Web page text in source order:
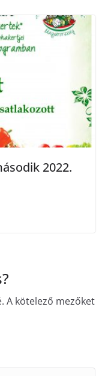
2022.
A kötelező mezőket